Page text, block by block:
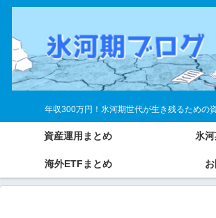
年収300万円！氷河期世代が生き残るための
資産運用まとめ 氷
海外ETFまとめ